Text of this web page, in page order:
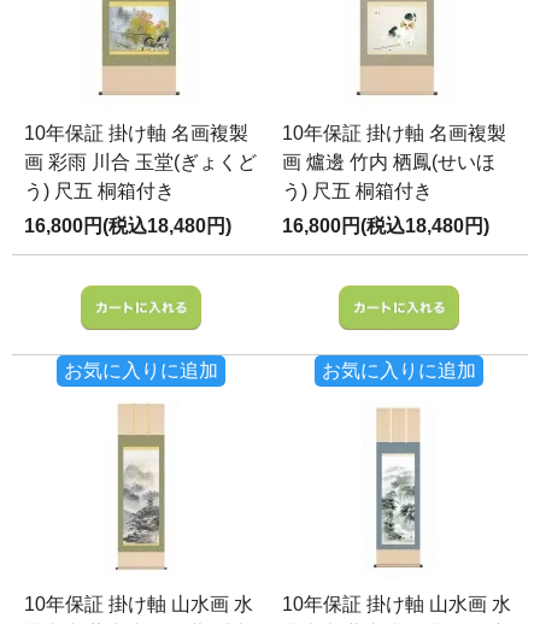
10年保証 掛け軸 名画複製
画 彩雨 川合 玉堂(ぎょくど
う) 尺五 桐箱付き
16,800円(税込18,480円)
お気に入りに追加
10年保証 掛け軸 名画複製
画 爐邊 竹内 栖鳳(せいほ
う) 尺五 桐箱付き
16,800円(税込18,480円)
お気に入りに追加
10年保証 掛け軸 山水画 水
10年保証 掛け軸 山水画 水